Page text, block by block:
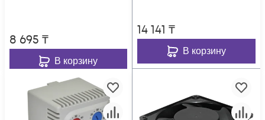
8 695 ₸
В корзину
14 141 ₸
В корзину